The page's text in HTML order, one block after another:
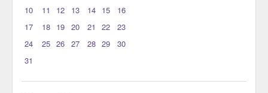
10
11 12 13 14 15
16
17
18 19 20 21 22
23
24
25 26 27 28 29
30
31